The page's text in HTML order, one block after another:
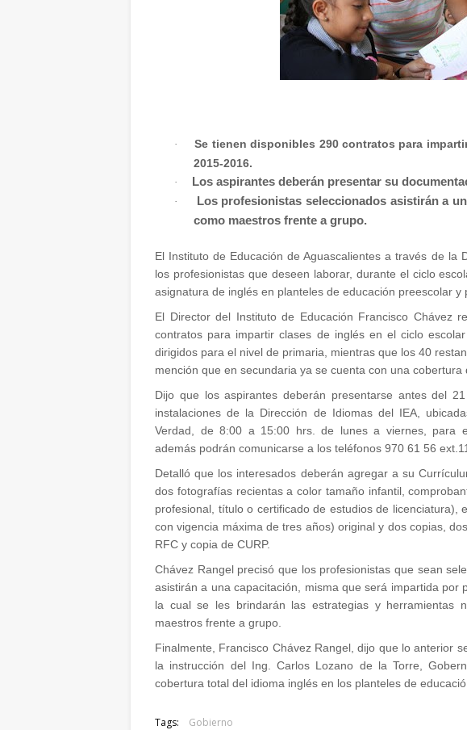
·
Se tienen disponibles 290 contratos para
2015-2016.
· Los aspirantes deberán presentar su
·
Los profesionistas seleccionados asistirán a
como maestros frente a grupo.
El Instituto de Educación de Aguascalientes a través de la
los profesionistas que deseen laborar, durante el ciclo
asignatura de inglés en planteles de educación preescolar y
El Director del Instituto de Educación Francisco Chávez
contratos para impartir clases de inglés en el ciclo
dirigidos para el nivel de primaria, mientras que los 40
mención que en secundaria ya se cuenta con una cobertura
Dijo que los aspirantes deberán presentarse antes del
instalaciones de la Dirección de Idiomas del IEA,
Verdad, de 8:00 a 15:00 hrs. de lunes a viernes, para
además podrán comunicarse a los teléfonos 970 61 56
Detalló que los interesados deberán agregar a su
dos fotografías recientas a color tamaño infantil,
profesional, título o certificado de estudios de licenciatura),
con vigencia máxima de tres años) original y dos copias,
RFC y copia de CURP.
Chávez Rangel precisó que los profesionistas que sean
asistirán a una capacitación, misma que será impartida por
la cual se les brindarán las estrategias y herramientas
maestros frente a grupo.
Finalmente, Francisco Chávez Rangel, dijo que lo anterior
la instrucción del Ing. Carlos Lozano de la Torre,
cobertura total del idioma inglés en los planteles de
Tags: Gobierno